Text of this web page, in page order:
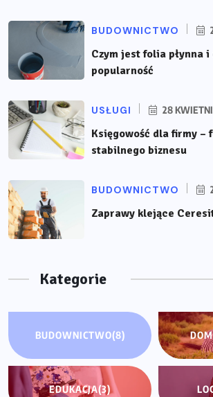
BUDOWNICTWO
Czym jest folia płynna i
popularność
USŁUGI 28
Księgowość dla firmy –
stabilnego biznesu
BUDOWNICTWO
Zaprawy klejące
Kategorie
BUDOWNICTWO(8)
EDUKACJA(3)